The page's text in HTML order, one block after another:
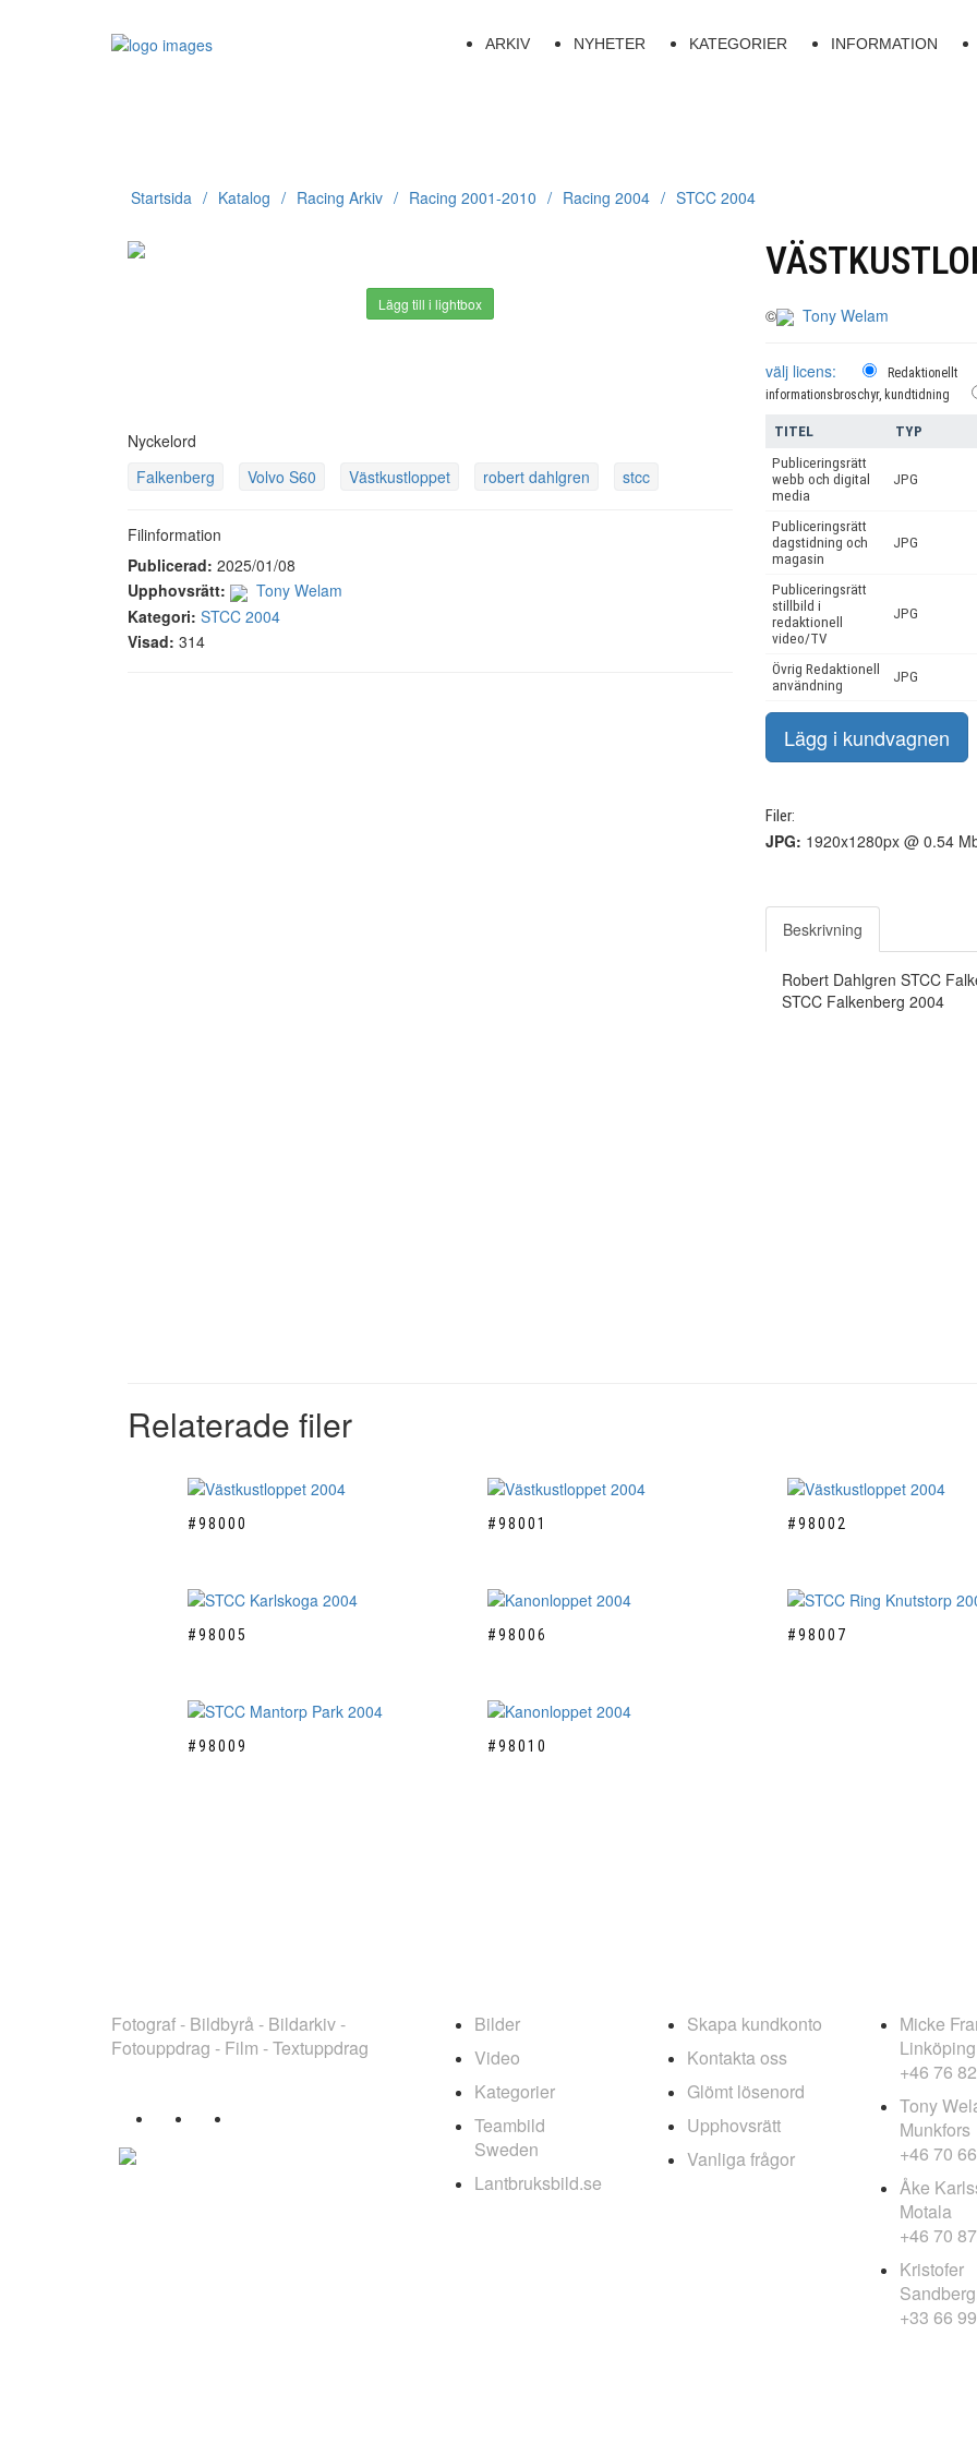
ARKIV NYHETER KATEGORIER INFORMATION
Startsida Katalog Racing Arkiv Racing 2001-2010 Racing 2004 STCC 2004
Lägg till i lightbox
Nyckelord
Falkenberg
Volvo S60 Västkustloppet robert dahlgren stcc
Filinformation
Publicerad: 2025/01/08
Upphovsrätt:
Tony Welam
Kategori: STCC 2004
Visad: 314
© Tony Welam
välj licens: Redaktionellt
informationsbroschyr, kundtidning
TITEL TYP
Publiceringsrätt
webb och digital
media
JPG
Publiceringsrätt
dagstidning och
magasin
JPG
Publiceringsrätt
stillbild i
redaktionell
video/TV
JPG
Övrig Redaktionell
användning
JPG
Filer:
JPG: 1920x1280px @ 0.54
Beskrivning
Robert Dahlgren STCC
STCC Falkenberg 2004
Relaterade filer
#98000 #98001 #98002
#98005 #98006 #98007
#98009 #98010
Fotograf - Bildbyrå - Bildarkiv -
Fotouppdrag - Film - Textuppdrag
Bilder
Video
Kategorier
Teambild
Sweden
Lantbruksbild.se
Skapa kundkonto
Kontakta oss
Glömt lösenord
Upphovsrätt
Vanliga frågor
Micke
Linköping
+46 76
Tony
Munkfors
+46 70
Åke
Motala
+46 70
Kristofer
+33 66